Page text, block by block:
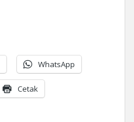
WhatsApp
Cetak